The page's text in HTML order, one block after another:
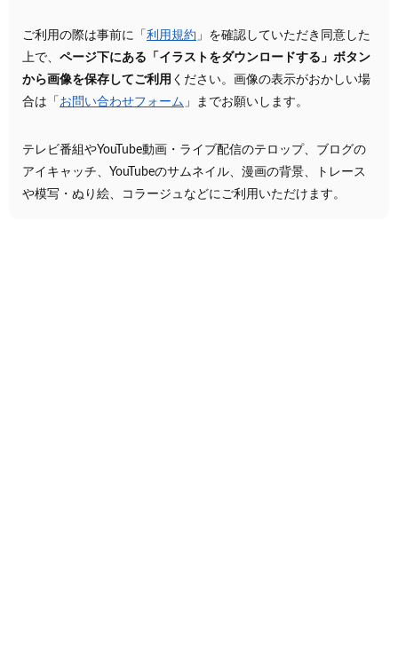
ご利用の際は事前に「 利用規約 」を確認していただき同意した
上で、 ページ下にある「イラストをダウンロードする」ボタン
から画像を保存してご利用 ください。画像の表示がおかしい場
合は「 お問い合わせフォーム 」までお願いします。
テレビ番組やYouTube動画・ライブ配信のテロップ、ブログの
アイキャッチ、YouTubeのサムネイル、漫画の背景、トレース
や模写・ぬり絵、コラージュなどにご利用いただけます。